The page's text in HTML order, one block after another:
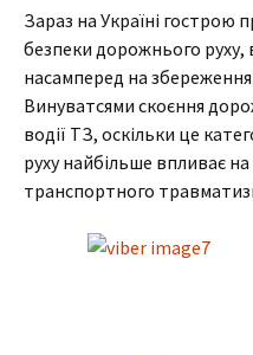
Зараз на Україні гострою
безпеки дорожнього руху,
насамперед на
Винуватсями скоєння
водії ТЗ, оскільки це
руху найбільше впливає
транспортного